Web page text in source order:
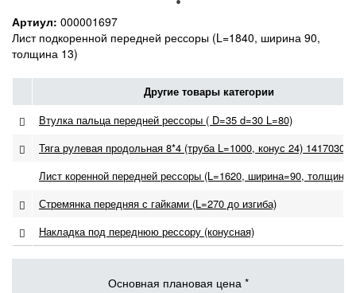
Артиул: 000001697
Лист подкоренной передней рессоры (L=1840, ширина 90,
толщина 13)
Другие товары категории
Втулка пальца передней рессоры ( D=35 d=30 L=80)
Тяга рулевая продольная 8*4 (труба L=1000, конус 24)
Лист коренной передней рессоры (L=1620, ширина=90,
Стремянка передняя с гайками (L=270 до изгиба)
Накладка под переднюю рессору (конусная)
Основная плановая цена *